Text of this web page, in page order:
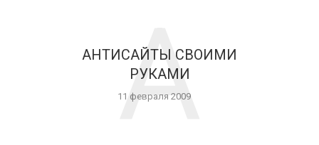
АНТИСАЙТЫ СВОИМИ
РУКАМИ
11 февраля 2009
А